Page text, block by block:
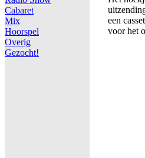
Cabaret
Mix
Hoorspel
Overig
Gezocht!
een
voor het